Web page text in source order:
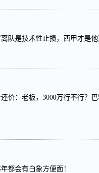
队是技术性止损，西甲才是
价：老板，3000万行不行？
都会有白象方便面！